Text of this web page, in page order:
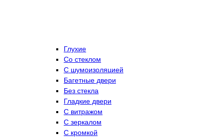
Глухие
Со стеклом
C шумоизоляцией
Багетные двери
Без стекла
Гладкие двери
С витражом
С зеркалом
С кромкой